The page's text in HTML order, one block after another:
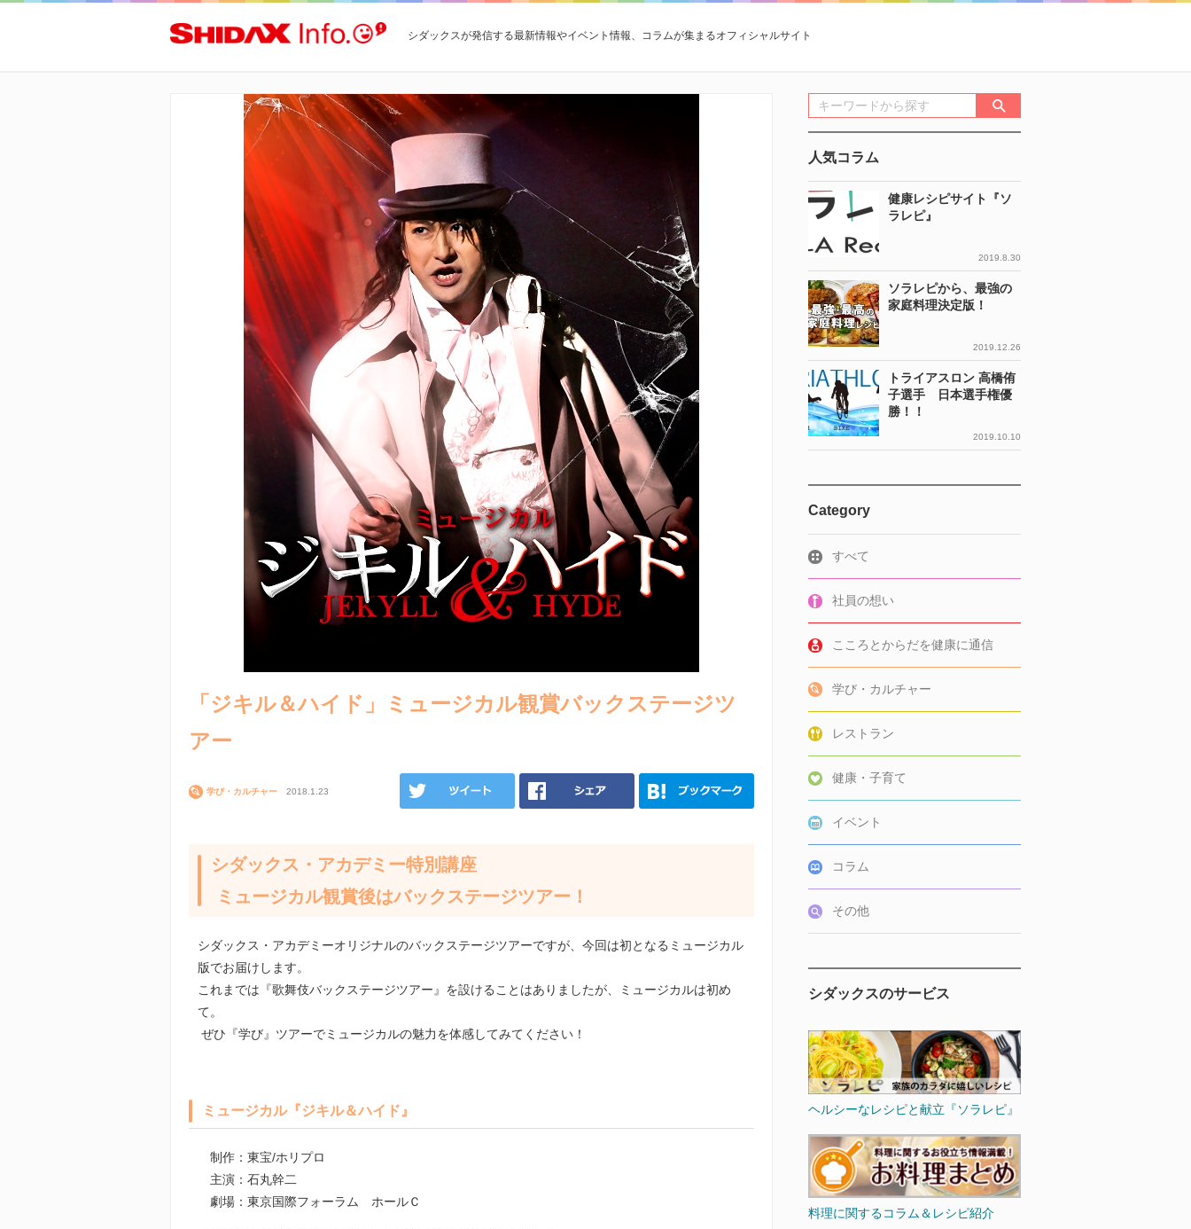
シダックスが発信する最新情報やイベント情報、コラムが集まるオフィシャルサイト
「ジキル＆ハイド」ミュージカル観賞バックステージツ
アー
学び・カルチャー 2018.1.23
シダックス・アカデミー特別講座
ミュージカル観賞後はバックステージツアー！
シダックス・アカデミーオリジナルのバックステージツアーですが、今回は初となるミュージカル
版でお届けします。
これまでは『歌舞伎バックステージツアー』を設けることはありましたが、ミュージカルは初め
て。
ぜひ『学び』ツアーでミュージカルの魅力を体感してみてください！
ミュージカル『ジキル＆ハイド』
制作：東宝/ホリプロ
主演：石丸幹二
劇場：東京国際フォーラム ホールＣ
人気コラム
健康レシピサイト『ソ
ラレピ』
2019.8.30
ソラレピから、最強の
家庭料理決定版！
2019.12.26
トライアスロン 高橋侑
子選手 日本選手権優
勝！！
2019.10.10
Category
すべて
社員の想い
こころとからだを健康に通信
学び・カルチャー
レストラン
健康・子育て
イベント
コラム
その他
シダックスのサービス
ヘルシーなレシピと献立『ソラレピ』
料理に関するコラム＆レシピ紹介